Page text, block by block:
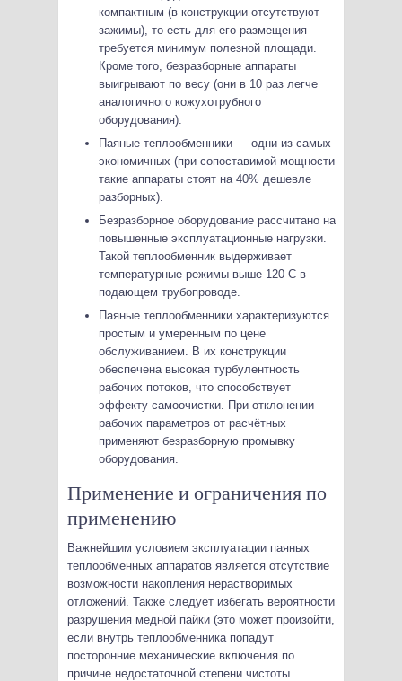
компактным (в конструкции отсутствуют
зажимы), то есть для его размещения
требуется минимум полезной площади.
Кроме того, безразборные аппараты
выигрывают по весу (они в 10 раз легче
аналогичного кожухотрубного
оборудования).
Паяные теплообменники — одни из самых
экономичных (при сопоставимой мощности
такие аппараты стоят на 40% дешевле
разборных).
Безразборное оборудование рассчитано на
повышенные эксплуатационные нагрузки.
Такой теплообменник выдерживает
температурные режимы выше 120 С в
подающем трубопроводе.
Паяные теплообменники характеризуются
простым и умеренным по цене
обслуживанием. В их конструкции
обеспечена высокая турбулентность
рабочих потоков, что способствует
эффекту самоочистки. При отклонении
рабочих параметров от расчётных
применяют безразборную промывку
оборудования.
Применение и ограничения по
применению
Важнейшим условием эксплуатации паяных
теплообменных аппаратов является отсутствие
возможности накопления нерастворимых
отложений. Также следует избегать вероятности
разрушения медной пайки (это может произойти,
если внутрь теплообменника попадут
посторонние механические включения по
причине недостаточной степени чистоты